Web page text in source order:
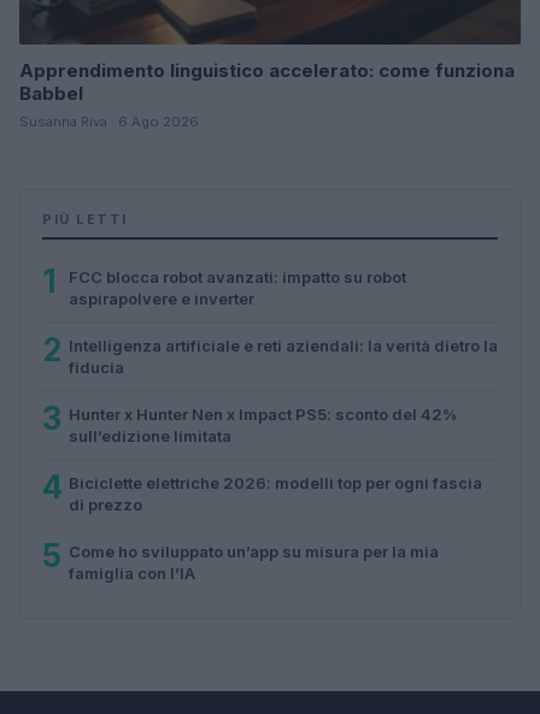
Apprendimento linguistico accelerato: come funziona
Babbel
Susanna Riva · 6 Ago 2026
PIÙ LETTI
1
FCC blocca robot avanzati: impatto su robot
aspirapolvere e inverter
2 Intelligenza artificiale e reti aziendali: la verità dietro la
fiducia
3 Hunter x Hunter Nen x Impact PS5: sconto del 42%
sull’edizione limitata
4 Biciclette elettriche 2026: modelli top per ogni fascia
di prezzo
5 Come ho sviluppato un’app su misura per la mia
famiglia con l’IA